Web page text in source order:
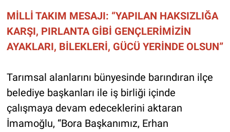
MİLLİ TAKIM MESAJI: “YAPILAN HAKSIZLIĞA
KARŞI, PIRLANTA GİBİ GENÇLERİMİZİN
AYAKLARI, BİLEKLERİ, GÜCÜ YERİNDE OLSUN”
Tarımsal alanlarını bünyesinde barındıran ilçe
belediye başkanları ile iş birliği içinde
çalışmaya devam edeceklerini aktaran
İmamoğlu, “Bora Başkanımız, Erhan